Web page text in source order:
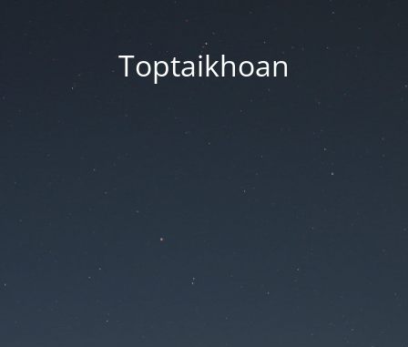
Toptaikhoan